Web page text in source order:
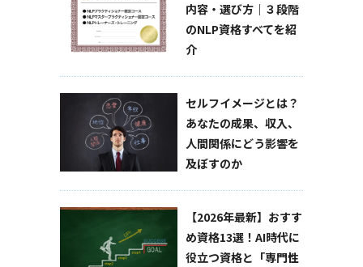
内容・選び方｜３段階
のNLP資格すべてを紹
介
セルフイメージとは？
あなたの成果、収入、
人間関係にどう影響を
及ぼすのか
【2026年最新】おすす
め資格13選！AI時代に
役立つ資格と「専門性